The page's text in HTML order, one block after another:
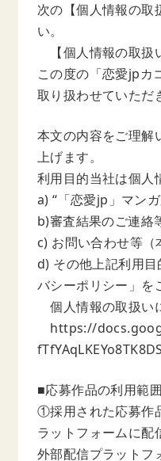
次の【個人情報の取
い。
【個人情報の取扱
この度の「恋愛jpカ
取り扱わせていただ
本文の内容をご理解
上げます。
利用目的当社は個
a) “「恋愛jp」マン
b)審査結果のご連絡
c) お問い合わせ等
d) その他上記利用
バシーポリシー」を
個人情報の取扱い
https://
■応募作品の利用範
①採用された応募作
ラットフォームに配
外部配信プラットフ